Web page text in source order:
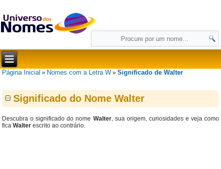
Página Inicial » Nomes com a Letra W »Significado de Walter
Significado do Nome Walter
Descubra o significado do nome Walter, sua origem, curiosidades e veja como
ficaWalter escrito ao contrário.